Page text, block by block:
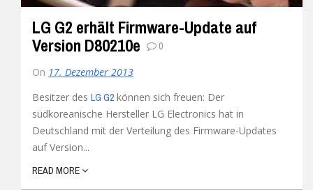
LG G2 erhält Firmware-Update auf
Version D80210e
0
On 17. Dezember 2013
Besitzer des LG G2 können sich freuen: Der
südkoreanische Hersteller LG Electronics hat in
Deutschland mit der Verteilung des Firmware-Updates
auf Version...
READ MORE